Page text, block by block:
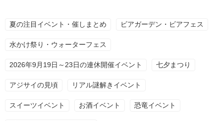
夏の注目イベント・催しまとめ ビアガーデン・ビアフェス
水かけ祭り・ウォーターフェス
2026年9月19日～23日の連休開催イベント 七夕まつり
アジサイの見頃 リアル謎解きイベント
スイーツイベント お酒イベント 恐竜イベント